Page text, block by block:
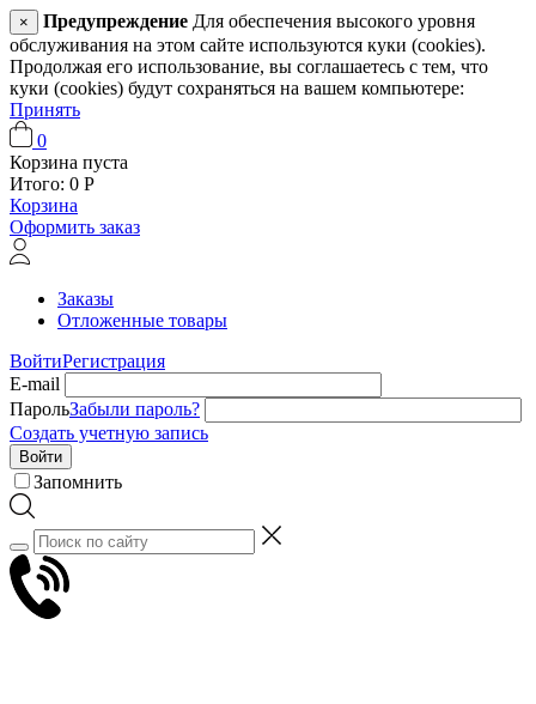
× Предупреждение Для обеспечения высокого уровня
обслуживания на этом сайте используются куки (cookies).
Продолжая его использование, вы соглашаетесь с тем, что
куки (cookies) будут сохраняться на вашем компьютере:
Принять
0
Корзина пуста
Итого: 0 Р
Корзина
Оформить заказ
Заказы
Отложенные товары
ВойтиРегистрация
E-mail
ПарольЗабыли пароль?
Создать учетную запись
Войти
Запомнить